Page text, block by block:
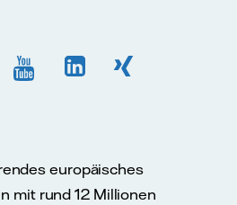
europäisches
mit rund 12 Millionen